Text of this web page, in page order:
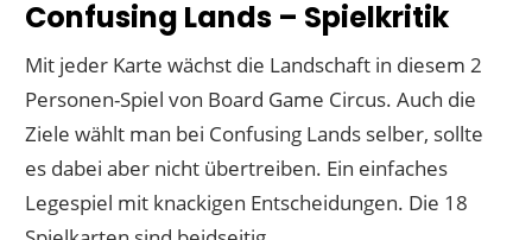
Confusing Lands – Spielkritik
Mit jeder Karte wächst die Landschaft in diesem 2
Personen-Spiel von Board Game Circus. Auch die
Ziele wählt man bei Confusing Lands selber, sollte
es dabei aber nicht übertreiben. Ein einfaches
Legespiel mit knackigen Entscheidungen. Die 18